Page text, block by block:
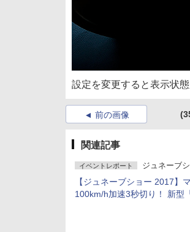
設定を変更すると表示状
前の画像
関連記事
イベントレポート ジュネーブ
【ジュネーブショー 2017】
100km/h加速3秒切り！ 新型